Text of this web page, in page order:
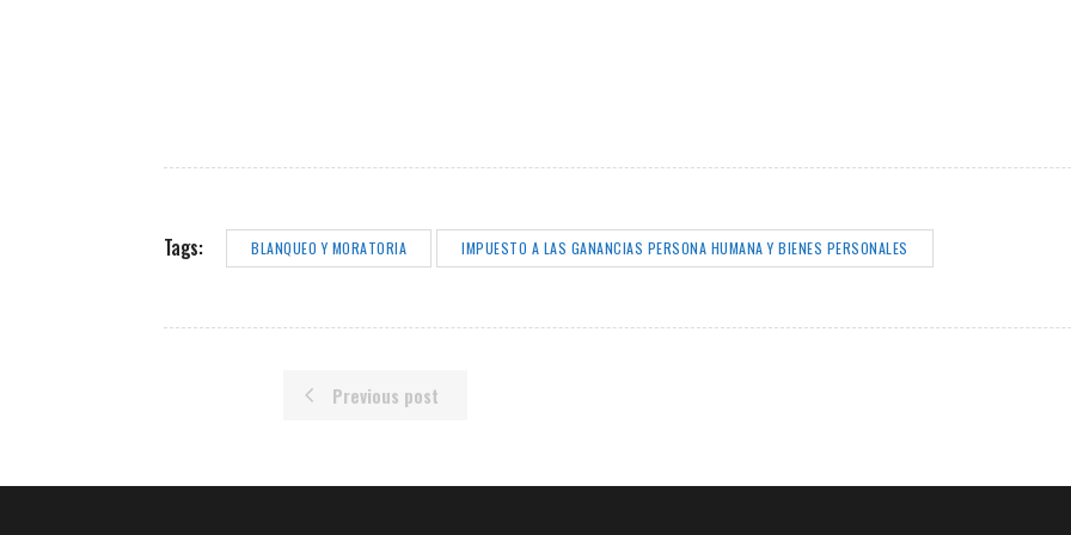
Tags: BLANQUEO Y MORATORIA IMPUESTO A LAS GANANCIAS PERSONA HUMANA Y BIENES PERSONALES
Previous post